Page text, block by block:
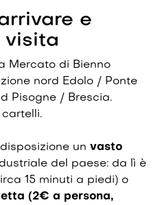
e
visita
Mercato di Bienno
nord Edolo / Ponte
Pisogne / Brescia.
cartelli.
un vasto
del paese: da lì è
15 minuti a piedi) o
(2€ a persona,